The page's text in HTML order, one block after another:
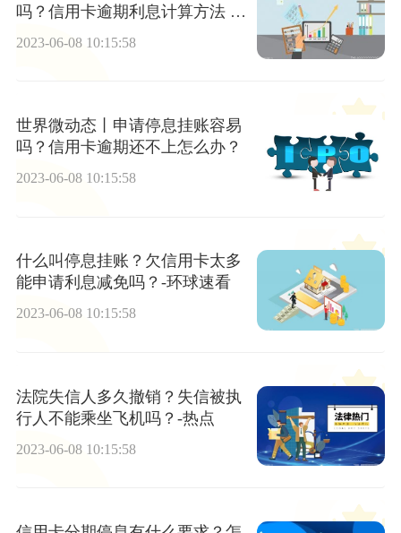
吗？信用卡逾期利息计算方法 世
2023-06-08 10:15:58
世界微动态丨申请停息挂账容易
吗？信用卡逾期还不上怎么办？
2023-06-08 10:15:58
什么叫停息挂账？欠信用卡太多
能申请利息减免吗？-环球速看
2023-06-08 10:15:58
法院失信人多久撤销？失信被执
行人不能乘坐飞机吗？-热点
2023-06-08 10:15:58